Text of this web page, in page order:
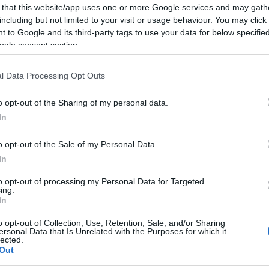
that this website/app uses one or more Google services and may
but not limited to your visit or usage behaviour. You may
to Google and its third-party tags to use your data for below
consent section.
Data Processing Opt Outs
opt-out of the Sharing of my personal data.
opt-out of the Sale of my Personal Data.
opt-out of processing my Personal Data for Targeted
opt-out of Collection, Use, Retention, Sale, and/or Sharing
Data that Is Unrelated with the Purposes for which it
ήρωας στις ΗΠΑ, σκοτώθηκε το 2020
αμερικανικών αεροσκαφών.
18:54
18:49